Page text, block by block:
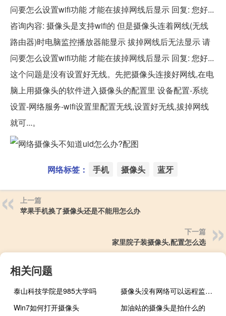
问要怎么设置wifi功能 才能在拔掉网线后显示 回复: 您好...
咨询内容: 摄像头是支持wifi的 但是摄像头连着网线(无线
路由器)时电脑监控播放器能显示 拔掉网线后无法显示 请
问要怎么设置wifi功能 才能在拔掉网线后显示 回复: 您好...
这个问题是没有设置好无线。先把摄像头连接好网线,在电
脑上用摄像头的软件进入摄像头的配置里 设备配置-系统
设置-网络服务-wifi设置里配置无线,设置好无线,拔掉网线
就可...。
网络标签： 手机 摄像头 蓝牙
上一篇
苹果手机换了摄像头还是不能用怎么办
下一篇
家里院子装摄像头,配置怎么选
相关问题
泰山科技学院是985大学吗
摄像头没有网络可以远程监控吗
Win7如何打开摄像头
加油站的摄像头是拍什么的